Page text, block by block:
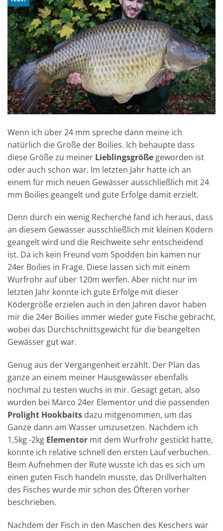
Wenn ich über 24 mm spreche dann meine ich
natürlich die Größe der Boilies. Ich behaupte dass
diese Größe zu meiner Lieblingsgröße geworden ist
oder auch schon war. Im letzten Jahr hatte ich an
einem für mich neuen Gewässer ausschließlich mit 24
mm Boilies geangelt und gute Erfolge damit erzielt.
Denn durch ein wenig Recherche fand ich heraus, dass
an diesem Gewässer ausschließlich mit kleinen Ködern
geangelt wird und die Reichweite sehr entscheidend
ist. Da ich kein Freund vom Spodden bin kamen nur
24er Boilies in Frage. Diese lassen sich mit einem
Wurfrohr auf über 120m werfen. Aber nicht nur im
letzten Jahr konnte ich gute Erfolge mit dieser
Ködergröße erzielen auch in den Jahren davor haben
mir die 24er Boilies immer wieder gute Fische gebracht,
wobei das Durchschnittsgewicht für die beangelten
Gewässer gut war.
Genug aus der Vergangenheit erzählt. Der Plan das
ganze an einem meiner Hausgewässer ebenfalls
nochmal zu testen wuchs in mir. Gesagt getan, also
wurden bei Marco 24er Elementor und die passenden
Prolight Hookbaits dazu mitgenommen, um das
Ganze dann am Wasser umzusetzen. Nachdem ich
1,5kg -2kg Elementor mit dem Wurfrohr gestickt hatte,
konnte ich relative schnell den ersten Lauf verbuchen.
Beim Aufnehmen der Rute wusste ich das es sich um
einen guten Fisch handeln musste, das Drillverhalten
des Fisches wurde mir schon des Öfteren vorher
beschrieben.
Nachdem der Fisch in den Maschen des Keschers war